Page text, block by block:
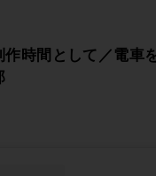
時間として／電車